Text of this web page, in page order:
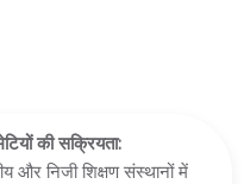
की सक्रियता:
और निजी शिक्षण संस्थानों में